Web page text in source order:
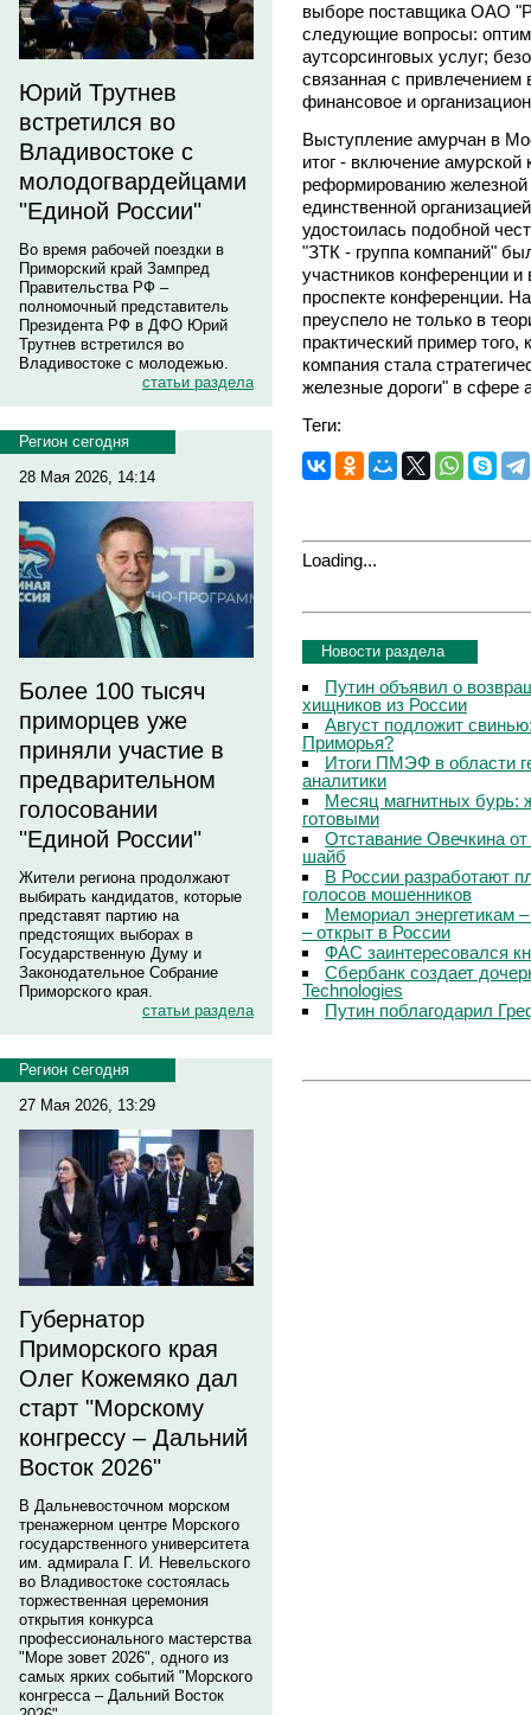
Юрий Трутнев
встретился во
Владивостоке с
молодогвардейцами
"Единой России"
Во время рабочей поездки в
Приморский край Зампред
Правительства РФ –
полномочный представитель
Президента РФ в ДФО Юрий
Трутнев встретился во
Владивостоке с молодежью.
статьи раздела
Регион сегодня
28 Мая 2026, 14:14
Более 100 тысяч
приморцев уже
приняли участие в
предварительном
голосовании
"Единой России"
Жители региона продолжают
выбирать кандидатов, которые
представят партию на
предстоящих выборах в
Государственную Думу и
Законодательное Собрание
Приморского края.
статьи раздела
Регион сегодня
27 Мая 2026, 13:29
Губернатор
Приморского края
Олег Кожемяко дал
старт "Морскому
конгрессу – Дальний
Восток 2026"
В Дальневосточном морском
тренажерном центре Морского
государственного университета
им. адмирала Г. И. Невельского
во Владивостоке состоялась
торжественная церемония
открытия конкурса
профессионального мастерства
"Море зовет 2026", одного из
самых ярких событий "Морского
конгресса – Дальний Восток
выборе поставщика ОАО
следующие вопросы:
аутсорсинговых услуг;
связанная с
финансовое и
Выступление амурчан в
итог - включение
реформированию железной
единственной
удостоилась подобной
"ЗТК - группа компаний"
участников конференции и
проспекте конференции.
преуспело не только в
практический пример
компания стала
железные дороги" в сфере
Теги:
Loading...
Новости раздела
Путин объявил о
хищников из России
Август подложит
Приморья?
Итоги ПМЭФ в области
аналитики
Месяц магнитных бурь:
готовыми
Отставание Овечкина
шайб
В России разработают
голосов мошенников
Мемориал энергетикам
– открыт в России
ФАС заинтересовался
Сбербанк создает
Technologies
Путин поблагодарил